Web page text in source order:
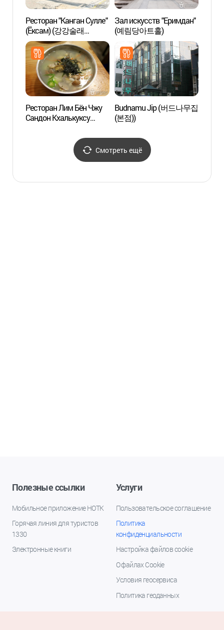
Ресторан "Канган Сулле"
(Ёксам) (강강술래
(역삼점))
Зал искусств "Еримдан"
(예림당아트홀)
Ресторан Лим Бён Чжу
Сандон Кхалькуксу
Kalguksu, 임병주 산동
Budnamu Jip (버드나무집
(본점))
Смотреть ещё
세계
Полезные ссылки
Мобильное приложение НОТК
Горячая линия для туристов
1330
Электронные книги
Услуги
Пользовательское соглашение
Политика
конфиденциальности
Настройка файлов cookie
О файлах Cookie
Условия геосервиса
Политика геоданных